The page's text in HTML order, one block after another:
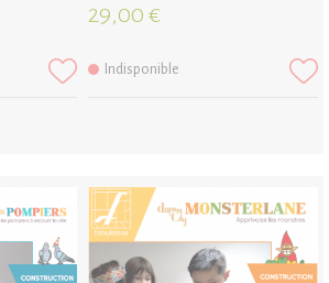
29,00 €
Indisponible